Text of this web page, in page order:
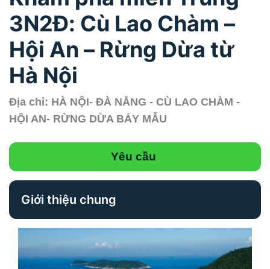
3N2Đ: Cù Lao Chàm –
Hội An – Rừng Dừa từ
Hà Nội
Địa chỉ: HÀ NỘI- ĐÀ NẴNG - CÙ LAO CHÀM -
HỘI AN- RỪNG DỪA BẢY MẪU
Yêu cầu
Giới thiệu chung